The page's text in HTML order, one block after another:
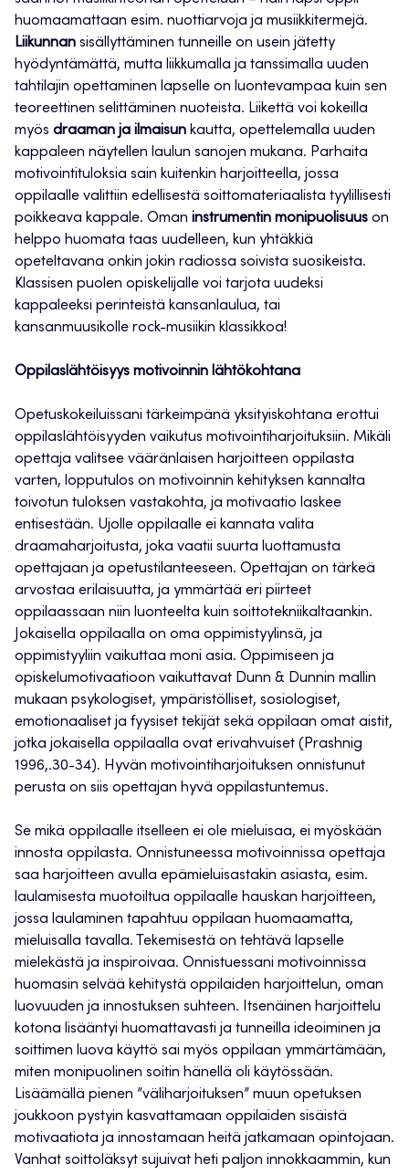
huomaamattaan esim. nuottiarvoja ja musiikkitermejä.
Liikunnan sisällyttäminen tunneille on usein jätetty
hyödyntämättä, mutta liikkumalla ja tanssimalla uuden
tahtilajin opettaminen lapselle on luontevampaa kuin sen
teoreettinen selittäminen nuoteista. Liikettä voi kokeilla
myös draaman ja ilmaisun kautta, opettelemalla uuden
kappaleen näytellen laulun sanojen mukana. Parhaita
motivointituloksia sain kuitenkin harjoitteella, jossa
oppilaalle valittiin edellisestä soittomateriaalista tyylillisesti
poikkeava kappale. Oman instrumentin monipuolisuus on
helppo huomata taas uudelleen, kun yhtäkkiä
opeteltavana onkin jokin radiossa soivista suosikeista.
Klassisen puolen opiskelijalle voi tarjota uudeksi
kappaleeksi perinteistä kansanlaulua, tai
kansanmuusikolle rock-musiikin klassikkoa!
Oppilaslähtöisyys motivoinnin lähtökohtana
Opetuskokeiluissani tärkeimpänä yksityiskohtana erottui
oppilaslähtöisyyden vaikutus motivointiharjoituksiin. Mikäli
opettaja valitsee vääränlaisen harjoitteen oppilasta
varten, lopputulos on motivoinnin kehityksen kannalta
toivotun tuloksen vastakohta, ja motivaatio laskee
entisestään. Ujolle oppilaalle ei kannata valita
draamaharjoitusta, joka vaatii suurta luottamusta
opettajaan ja opetustilanteeseen. Opettajan on tärkeä
arvostaa erilaisuutta, ja ymmärtää eri piirteet
oppilaassaan niin luonteelta kuin soittotekniikaltaankin.
Jokaisella oppilaalla on oma oppimistyylinsä, ja
oppimistyyliin vaikuttaa moni asia. Oppimiseen ja
opiskelumotivaatioon vaikuttavat Dunn & Dunnin mallin
mukaan psykologiset, ympäristölliset, sosiologiset,
emotionaaliset ja fyysiset tekijät sekä oppilaan omat aistit,
jotka jokaisella oppilaalla ovat erivahvuiset (Prashnig
1996,.30-34). Hyvän motivointiharjoituksen onnistunut
perusta on siis opettajan hyvä oppilastuntemus.
Se mikä oppilaalle itselleen ei ole mieluisaa, ei myöskään
innosta oppilasta. Onnistuneessa motivoinnissa opettaja
saa harjoitteen avulla epämieluisastakin asiasta, esim.
laulamisesta muotoiltua oppilaalle hauskan harjoitteen,
jossa laulaminen tapahtuu oppilaan huomaamatta,
mieluisalla tavalla. Tekemisestä on tehtävä lapselle
mielekästä ja inspiroivaa. Onnistuessani motivoinnissa
huomasin selvää kehitystä oppilaiden harjoittelun, oman
luovuuden ja innostuksen suhteen. Itsenäinen harjoittelu
kotona lisääntyi huomattavasti ja tunneilla ideoiminen ja
soittimen luova käyttö sai myös oppilaan ymmärtämään,
miten monipuolinen soitin hänellä oli käytössään.
Lisäämällä pienen ”väliharjoituksen” muun opetuksen
joukkoon pystyin kasvattamaan oppilaiden sisäistä
motivaatiota ja innostamaan heitä jatkamaan opintojaan.
Vanhat soittoläksyt sujuivat heti paljon innokkaammin, kun